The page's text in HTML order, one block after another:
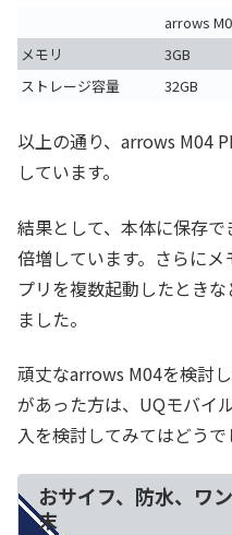
arrows
メモリ
3GB
ストレージ容量
32GB
以上の通り、arrows M04
しています。
結果として、本体に保存
倍増しています。さらに
プリを複数起動したとき
ました。
頑丈なarrows M04を検討
があった方は、UQモバイ
入を検討してみてはどうで
おサイフ、防水、ワ
末